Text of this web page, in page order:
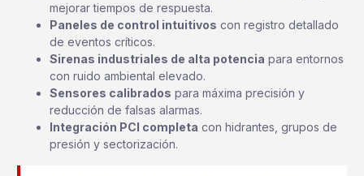
mejorar tiempos de respuesta.
Paneles de control intuitivos con registro detallado
de eventos críticos.
Sirenas industriales de alta potencia para entornos
con ruido ambiental elevado.
Sensores calibrados para máxima precisión y
reducción de falsas alarmas.
Integración PCI completa con hidrantes, grupos de
presión y sectorización.